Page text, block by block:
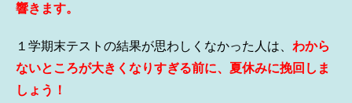
響きます。
１学期末テストの結果が思わしくなかった人は、 わから
ないところが大きくなりすぎる前に、夏休みに挽回しま
しょう！